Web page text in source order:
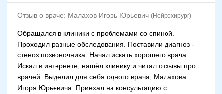
Отзыв о враче: Малахов Игорь Юрьевич (Нейрохирург)
Обращался в клиники с проблемами со спиной.
Проходил разные обследования. Поставили диагноз -
стеноз позвоночника. Начал искать хорошего врача.
Искал в интернете, нашёл клинику и читал отзывы про
врачей. Выделил для себя одного врача, Малахова
Игоря Юрьевича. Приехал на консультацию с